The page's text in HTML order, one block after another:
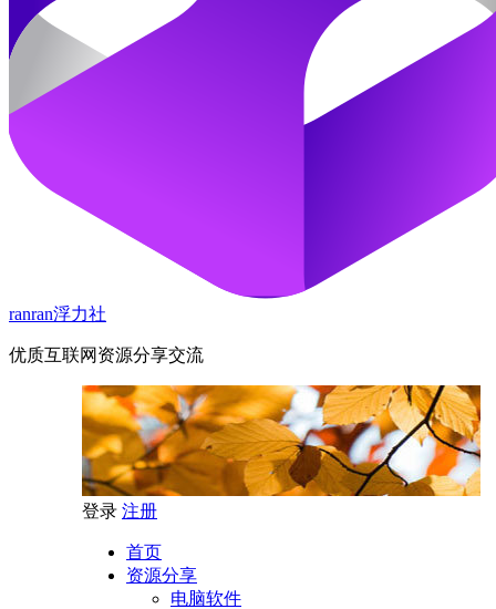
ranran浮力社
优质互联网资源分享交流
登录 注册
首页
资源分享
电脑软件